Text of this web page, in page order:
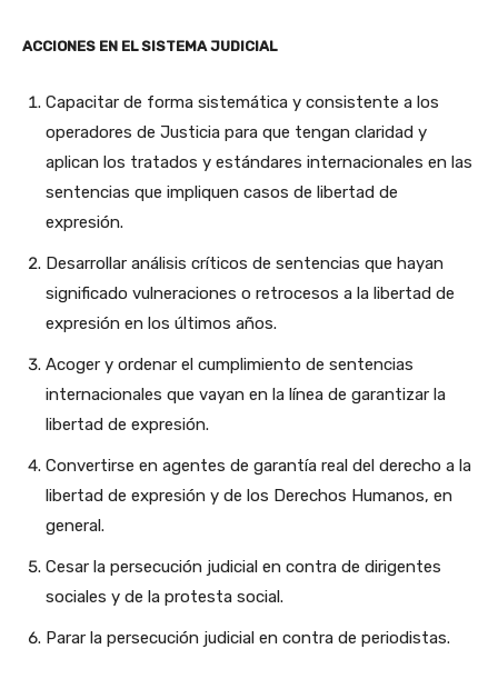
ACCIONES EN EL SISTEMA JUDICIAL
Capacitar de forma sistemática y consistente a los
operadores de Justicia para que tengan claridad y
aplican los tratados y estándares internacionales en las
sentencias que impliquen casos de libertad de
expresión.
Desarrollar análisis críticos de sentencias que hayan
significado vulneraciones o retrocesos a la libertad de
expresión en los últimos años.
Acoger y ordenar el cumplimiento de sentencias
internacionales que vayan en la línea de garantizar la
libertad de expresión.
Convertirse en agentes de garantía real del derecho a la
libertad de expresión y de los Derechos Humanos, en
general.
Cesar la persecución judicial en contra de dirigentes
sociales y de la protesta social.
Parar la persecución judicial en contra de periodistas.